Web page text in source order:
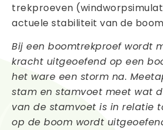
trekproeven
actuele stabiliteit van de
Bij een boomtrekproef wordt
kracht uitgeoefend op een
het ware een storm na.
stam en stamvoet meet wat
van de stamvoet is in relatie
op de boom wordt